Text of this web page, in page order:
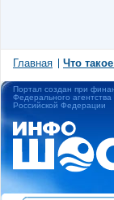
Главная Что
Портал создан при
Федерального
Российской Федерации